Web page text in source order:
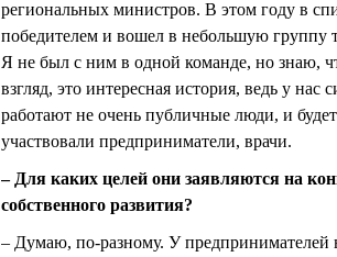
региональных министров. В этом году в
победителем и вошел в небольшую группу
Я не был с ним в одной команде, но знаю,
взгляд, это интересная история, ведь у
работают не очень публичные люди, и
участвовали предприниматели, врачи.
– Для каких целей они заявляются на
собственного развития?
– Думаю, по-разному. У предпринимателей